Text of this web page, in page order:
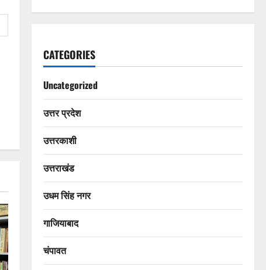
CATEGORIES
Uncategorized
उत्तर प्रदेश
उत्तरकाशी
उत्तराखंड
उधम सिंह नगर
गाजियाबाद
चंपावत